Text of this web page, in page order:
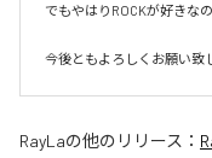
でもやはりROCKが好きな
今後ともよろしくお願い
RayLaの他のリリース：